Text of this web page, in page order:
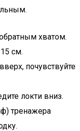
хватом.
см.
почувствуйте
локти вниз.
тренажера